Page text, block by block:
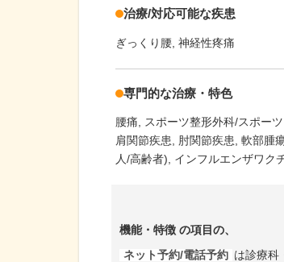
治療/対応可能な疾患
ぎっくり腰 神経性疼痛
専門的な治療・特色
腰痛 スポーツ整形外科/スポー
肩関節疾患
肘関節疾患 軟部腫
人/高齢者)
インフルエンザワク
機能・特徴 の項目の、
ネット予約/電話予約 は診療科